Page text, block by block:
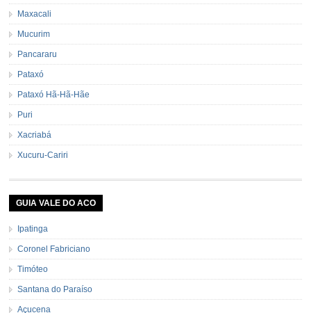
Maxacali
Mucurim
Pancararu
Pataxó
Pataxó Hã-Hã-Hãe
Puri
Xacriabá
Xucuru-Cariri
GUIA VALE DO ACO
Ipatinga
Coronel Fabriciano
Timóteo
Santana do Paraíso
Açucena